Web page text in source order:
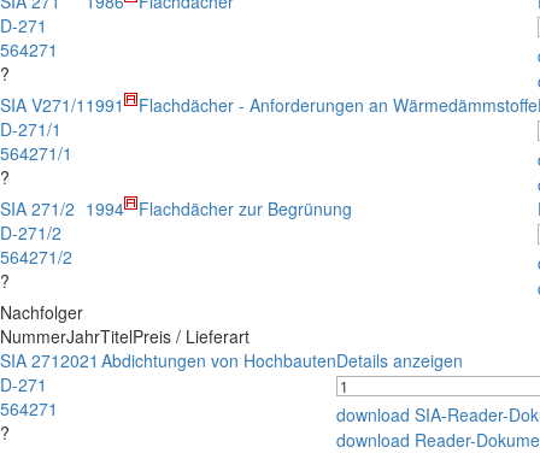
D-271
564271
?
SIA V271/1
D-271/1
564271/1
?
1991 Flachdächer - Anforderungen an Wärmedämmstoffe
SIA 271/2
D-271/2
564271/2
?
1994 Flachdächer zur Begrünung
Nachfolger
NummerJahrTitelPreis / Lieferart
SIA 271
D-271
564271
?
2021 Abdichtungen von HochbautenDetails anzeigen
download SIA-Reader-
download Reader-